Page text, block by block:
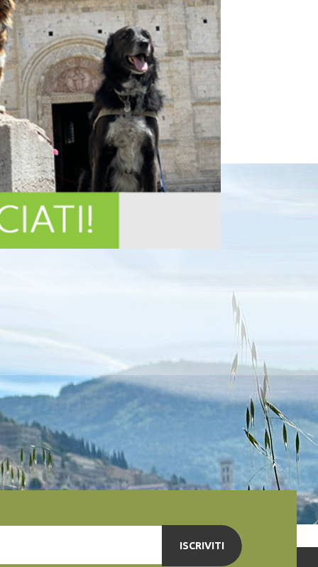
ISCRIVITI